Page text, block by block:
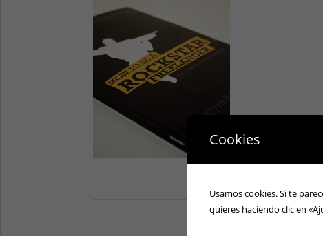
Cookies
Usamos cookies. Si te
quieres haciendo clic en